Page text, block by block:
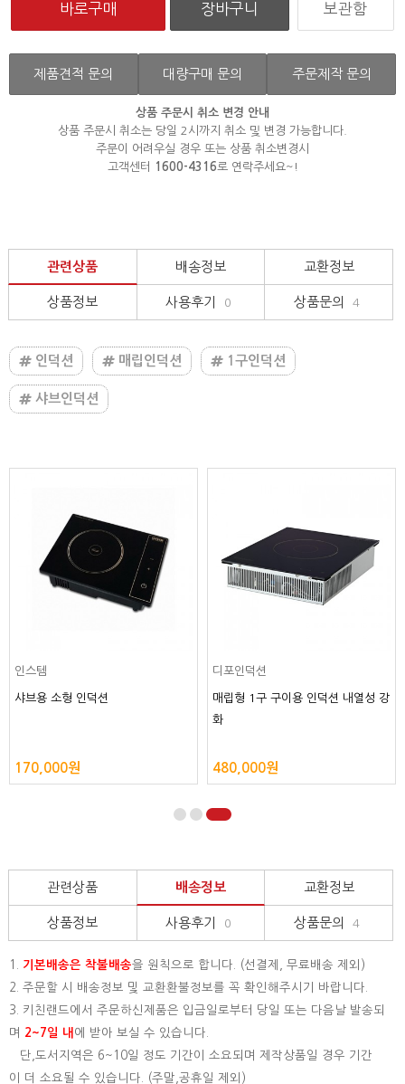
보관함
제품견적 문의 대량구매 문의 주문제작 문의
상품 주문시 취소 변경 안내
상품 주문시 취소는 당일 2시까지 취소 및 변경 가능합니다.
주문이 어려우실 경우 또는 상품 취소변경시
고객센터
1600-4316로 연락주세요~!
관련상품 배송정보 교환정보
상품정보 사용후기 0 상품문의 4
인덕션 매립인덕션 1구인덕션
샤브인덕션
디포인덕션
매립형 1구 구이용 인덕션 내열성 강
500,000원
디포인덕션
매립형 1구 탕 샤브용 인덕션
400,000원
관련상품 배송정보 교환정보
상품정보 사용후기 0 상품문의 4
1. 기본배송은 착불배송을 원칙으로 합니다. (선결제, 무료배송 제외)
2. 주문할 시 배송정보 및 교환환불정보를 꼭 확인해주시기 바랍니다.
3. 키친랜드에서 주문하신제품은 입금일로부터 당일 또는 다음날 발송되
며
2~7일 내 에 받아 보실 수 있습니다.
단,도서지역은 6~10일 정도 기간이 소요되며 제작상품일 경우 기간
이 더 소요될 수 있습니다. (주말,공휴일 제외)